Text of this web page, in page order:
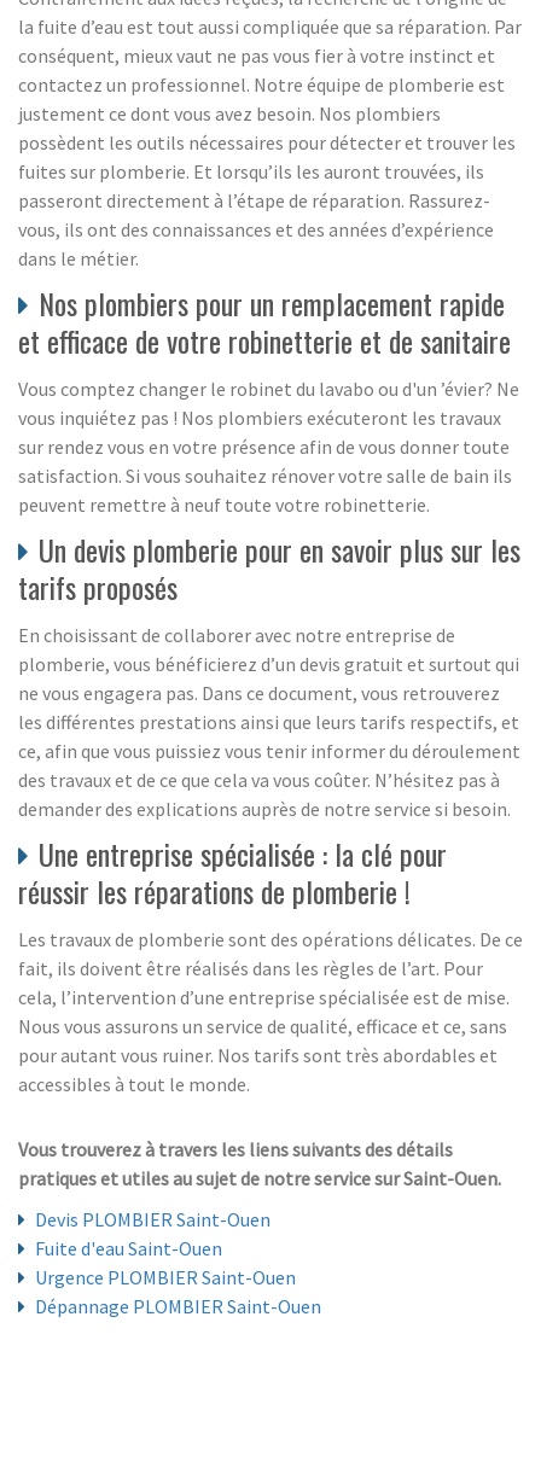
la fuite d’eau est tout aussi compliquée que sa réparation. Par
conséquent, mieux vaut ne pas vous fier à votre instinct et
contactez un professionnel. Notre équipe de plomberie est
justement ce dont vous avez besoin. Nos plombiers
possèdent les outils nécessaires pour détecter et trouver les
fuites sur plomberie. Et lorsqu’ils les auront trouvées, ils
passeront directement à l’étape de réparation. Rassurez-
vous, ils ont des connaissances et des années d’expérience
dans le métier.
Nos plombiers pour un remplacement rapide
et efficace de votre robinetterie et de sanitaire
Vous comptez changer le robinet du lavabo ou d'un ’évier? Ne
vous inquiétez pas ! Nos plombiers exécuteront les travaux
sur rendez vous en votre présence afin de vous donner toute
satisfaction. Si vous souhaitez rénover votre salle de bain ils
peuvent remettre à neuf toute votre robinetterie.
Un devis plomberie pour en savoir plus sur les
tarifs proposés
En choisissant de collaborer avec notre entreprise de
plomberie, vous bénéficierez d’un devis gratuit et surtout qui
ne vous engagera pas. Dans ce document, vous retrouverez
les différentes prestations ainsi que leurs tarifs respectifs, et
ce, afin que vous puissiez vous tenir informer du déroulement
des travaux et de ce que cela va vous coûter. N’hésitez pas à
demander des explications auprès de notre service si besoin.
Une entreprise spécialisée : la clé pour
réussir les réparations de plomberie !
Les travaux de plomberie sont des opérations délicates. De ce
fait, ils doivent être réalisés dans les règles de l’art. Pour
cela, l’intervention d’une entreprise spécialisée est de mise.
Nous vous assurons un service de qualité, efficace et ce, sans
pour autant vous ruiner. Nos tarifs sont très abordables et
accessibles à tout le monde.
Vous trouverez à travers les liens suivants des détails
pratiques et utiles au sujet de notre service sur Saint-Ouen.
Devis PLOMBIER Saint-Ouen
Fuite d'eau Saint-Ouen
Urgence PLOMBIER Saint-Ouen
Dépannage PLOMBIER Saint-Ouen